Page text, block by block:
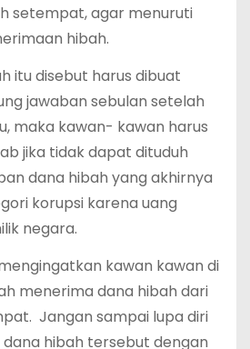
setempat, agar menuruti
hibah.
itu disebut harus dibuat
jawaban sebulan setelah
maka kawan- kawan harus
jika tidak dapat dituduh
dana hibah yang akhirnya
korupsi karena uang
negara.
kawan kawan di
menerima dana hibah dari
Jangan sampai lupa diri
hibah tersebut dengan